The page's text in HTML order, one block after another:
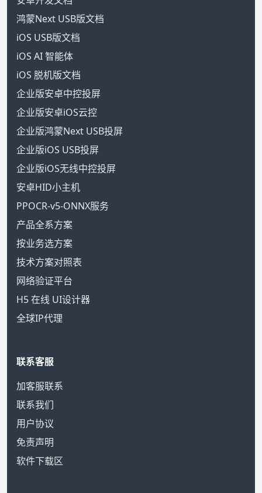
鸿蒙Next USB版文档
iOS USB版文档
iOS AI 智能体
iOS 脱机版文档
企业版安卓中控投屏
企业版安卓iOS云控
企业版鸿蒙Next USB投屏
企业版iOS USB投屏
企业版iOS无线中控投屏
安卓HID小主机
PPOCR-v5-ONNX服务
产品全系方案
按业务选方案
技术方案对照表
网络验证平台
H5 在线 UI设计器
全球IP代理
联系客服
加客服联系
联系我们
用户协议
免责声明
软件下载区